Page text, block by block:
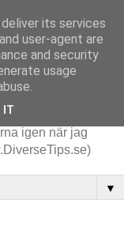
i arbetet. Det
igen när jag
▼
its services
user-agent are
and security
usage
IT